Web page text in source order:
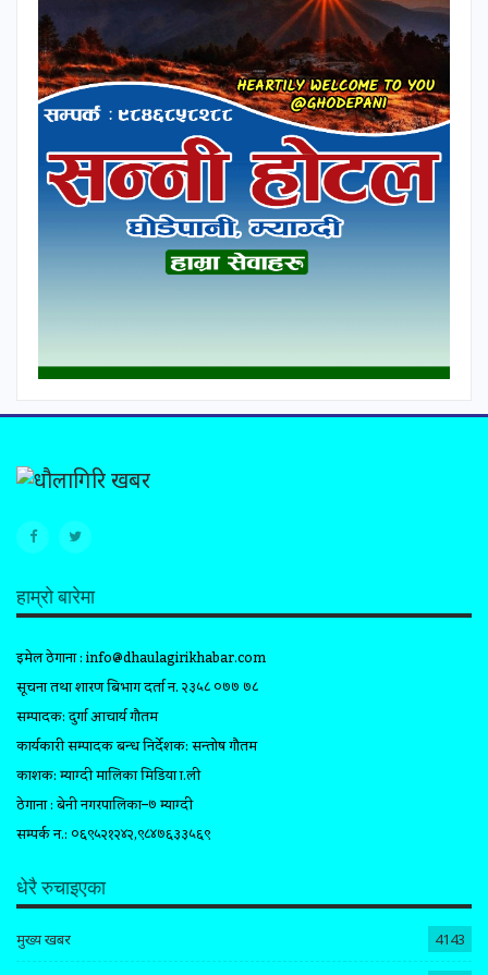
हाम्रो बारेमा
इमेल ठेगाना :info@dhaulagirikhabar.com
सूचना तथा प्रशारण बिभाग दर्ता न. २३५८ ०७७ ७८
सम्पादक: दुर्गा आचार्य गौतम
कार्यकारी सम्पादक प्रबन्ध निर्देशक: सन्तोष गौतम
प्रकाशक: म्याग्दी मालिका मिडिया प्रा.ली
ठेगाना : बेनी नगरपालिका–७ म्याग्दी
सम्पर्क न.: ०६९५२१२४२,९८४७६३३५६९
धेरै रुचाइएका
मुख्य खबर 4143